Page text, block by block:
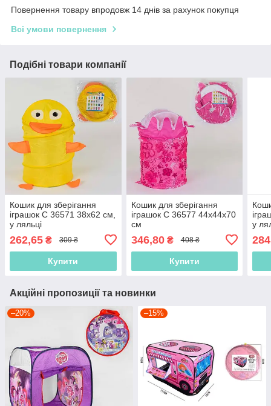
Повернення товару впродовж 14 днів за рахунок покупця
Всі умови повернення
Подібні товари компанії
Кошик для зберігання
іграшок C 36571 38х62 см,
у ляльці
262,65 ₴ 309 ₴
Купити
Кошик для зберігання
іграшок C 36577 44х44х70
см
346,80₴ 408 ₴
Купити
у
Акційні пропозиції та новинки
–20% –15%